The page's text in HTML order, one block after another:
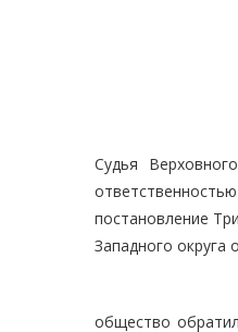
Судья
постановление
Западного округа
общество